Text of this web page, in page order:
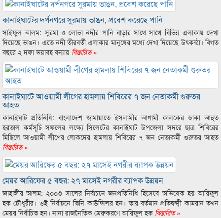
কানাইঘাটের দর্পনগরে সুরমায় ভাঙন, প্রবেশ করেছে পানি
সাইফুল আলম: সুরমা ও লোভা নদীর পানি বাড়ার সাথে সাথে বিভিন্ন এলাকায় দেখা
দিয়েছে ভাঙন। এতে নদী তীরবর্তী এলাকার মানুষের মধ্যে দেখা দিয়েছে উৎকন্ঠা। বিগত
বছরে ২ দফা ভয়াবহ বন্যায় বিস্তারিত »
কানাইঘাটে আওয়ামী লীগের হামলায় শিবিরের ৭ জন নেতাকর্মী গুরুতর
আহত
কানাইঘাট প্রতিনিধি: বাংলাদেশ জামায়াতে ইসলামীর আগামী কালকের ডাকা আহুত
হরতাল কর্মসূচি সফলের লক্ষ্যে সিলেটের কানাইঘাট উপজেলা সদরে ছাত্র শিবিরের
মিছিলে আওয়ামী লীগের লোকদের হামলায় শিবিরের ৭ জন নেতাকর্মী গুরুতর আহত
বিস্তারিত »
মেয়র আরিফের ৫ বছর: ২৭ মাসেই নগরীর ব্যাপক উন্নয়ন
জাহাঙ্গীর আলম: ২০০৩ সালের নির্বাচনে জনপ্রতিনিধি হিসেবে অভিষেক হয় আরিফুল
হক চৌধুরীর। ওই নির্বাচনে তিনি কাউন্সিলর হন। তার বর্তমান প্রতিদ্বন্দ্বী কামরান তখন
মেয়র নির্বাচিত হন। নানা রাজনৈতিক মেরুকরণে আরিফুল হক বিস্তারিত »